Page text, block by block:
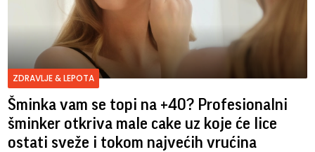
ZDRAVLJE & LEPOTA
Šminka vam se topi na +40? Profesionalni
šminker otkriva male cake uz koje će lice
ostati sveže i tokom najvećih vrućina